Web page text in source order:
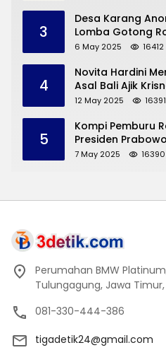
3
Desa Karang
Lomba Gotong
yang
6 May 2025 16412
4
Novita Hardini
Asal Bali Ajik
Pengembangan
12 May 2025 16391
5
Kompi Pemburu
Presiden
7 May 2025 16390
Perumahan BMW
Tulungagung, Jawa Timur,
081-330-444-386
tigadetik24@gmail.com